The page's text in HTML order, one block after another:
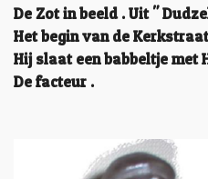
De Zot in beeld . Uit "
Het begin van de
Hij slaat een babbeltje met
De facteur .